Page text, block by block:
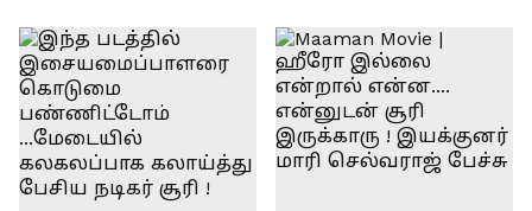
ரொக்கம் எவ்வளவு
தெரியுமா?
இருக்கிறது !
லோகேஷ் கனகராஜ்
பேச்சு !